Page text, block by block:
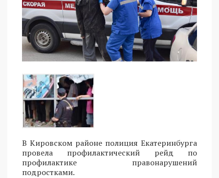
В Кировском районе полиция Екатеринбурга
провела профилактический рейд по
профилактике правонарушений
подростками.